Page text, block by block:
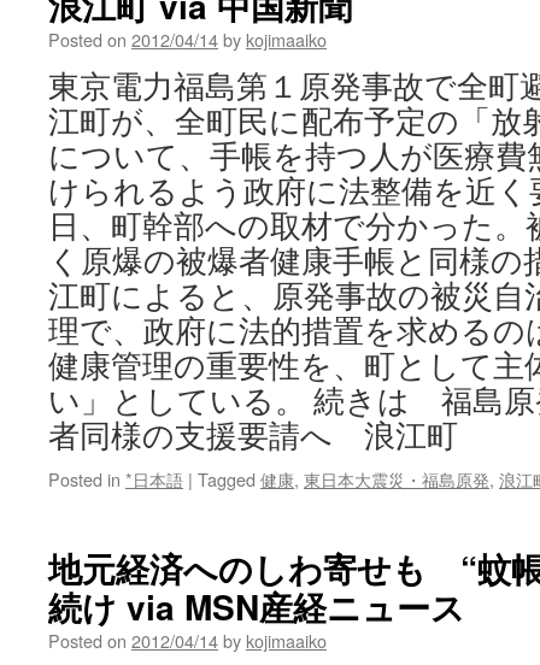
Posted on 2012/04/14by kojimaaiko
東京電力福島第１原発事故で全町
江町が、全町民に配布予定の「放
について、手帳を持つ人が医療
けられるよう政府に法整備を近
日、町幹部への取材で分かった
く原爆の被爆者健康手帳と同様
江町によると、原発事故の被災自
理で、政府に法的措置を求めるの
健康管理の重要性を、町として
い」としている。 続きは 福島原
者同様の支援要請へ 浪江町
Posted in *日本語 | Tagged 健康, 東日本大震災・福島原発, 浪江
地元経済へのしわ寄せも “蚊
続け via MSN産経ニュース
Posted on 2012/04/14by kojimaaiko